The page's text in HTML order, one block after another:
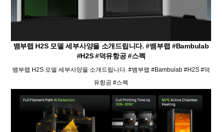
뱀부랩 H2S 모델 세부사양을 소개드립니다. #뱀부랩 #Bambulab
#H2S #덕유항공 #스펙
뱀부랩 H2S 모델 세부사양을 소개드립니다. #뱀부랩 #Bambulab #H2S #덕
유항공 #스펙